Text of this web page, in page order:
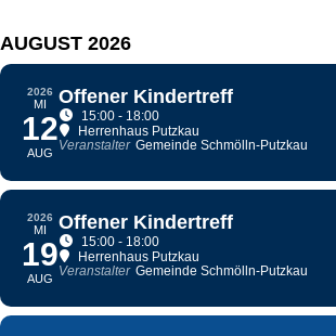
AUGUST 2026
2026
MI
12
AUG
Offener Kindertreff
15:00 - 18:00
Herrenhaus Putzkau
Veranstalter Gemeinde Schmölln-Putzkau
2026
MI
19
AUG
Offener Kindertreff
15:00 - 18:00
Herrenhaus Putzkau
Veranstalter Gemeinde Schmölln-Putzkau